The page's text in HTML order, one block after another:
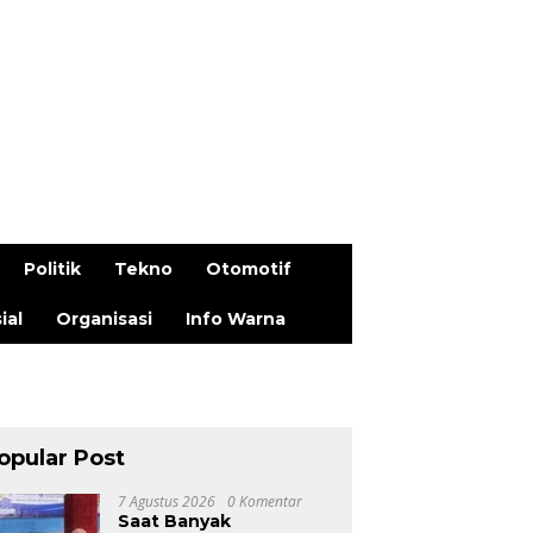
Politik Tekno Otomotif
Organisasi Info Warna
Post
7 Agustus 2026 0 Komentar
Saat Banyak